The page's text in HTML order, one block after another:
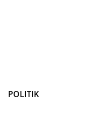
POLITIK